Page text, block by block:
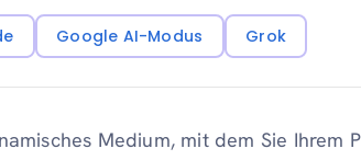
Google AI-Modus Grok
Medium, mit dem Sie Ihrem